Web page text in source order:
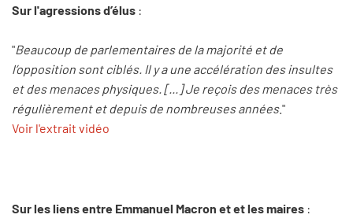
Sur l'agressions d’élus :
"Beaucoup de parlementaires de la majorité et de
l’opposition sont ciblés. Il y a une accélération des insultes
et des menaces physiques. [...] Je reçois des menaces très
régulièrement et depuis de nombreuses années."
Voir l'extrait vidéo
Sur les liens entre Emmanuel Macron et et les maires :